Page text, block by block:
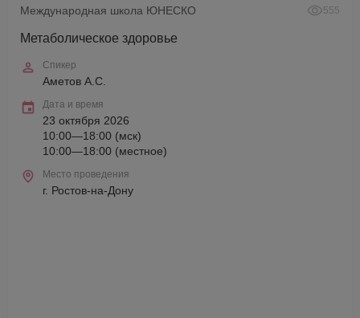
Международная школа ЮНЕСКО 555
Метаболическое здоровье
Спикер
Аметов А.С.
Дата и время
23 октября 2026
10:00—18:00 (мск)
10:00—18:00 (местное)
Место проведения
г. Ростов-на-Дону